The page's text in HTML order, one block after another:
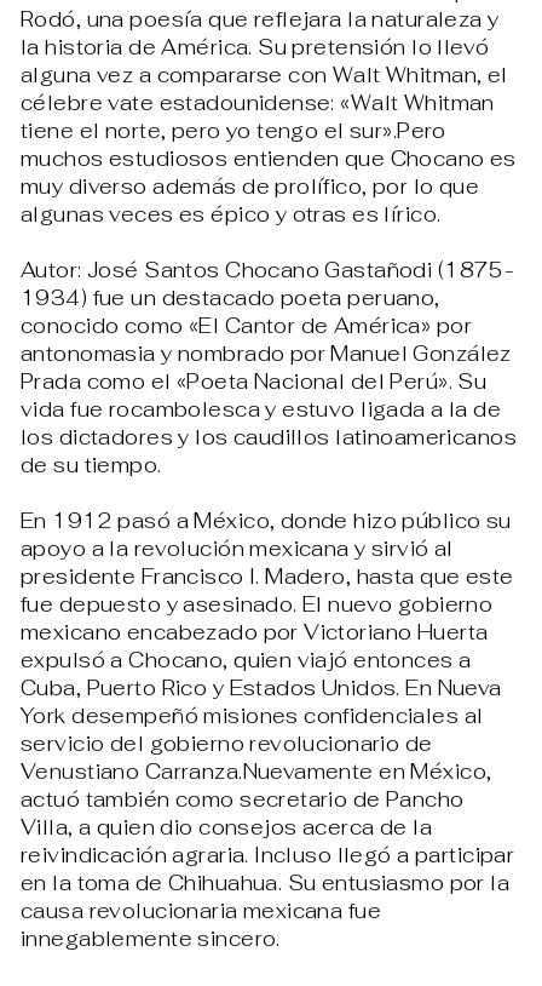
Rodó, una poesía que reflejara la naturaleza y
la historia de América. Su pretensión lo llevó
alguna vez a compararse con Walt Whitman, el
célebre vate estadounidense: «Walt Whitman
tiene el norte, pero yo tengo el sur».Pero
muchos estudiosos entienden que Chocano es
muy diverso además de prolífico, por lo que
algunas veces es épico y otras es lírico.
Autor: José Santos Chocano Gastañodi (1875-
1934) fue un destacado poeta peruano,
conocido como «El Cantor de América» por
antonomasia y nombrado por Manuel González
Prada como el «Poeta Nacional del Perú». Su
vida fue rocambolesca y estuvo ligada a la de
los dictadores y los caudillos latinoamericanos
de su tiempo.
En 1912 pasó a México, donde hizo público su
apoyo a la revolución mexicana y sirvió al
presidente Francisco I. Madero, hasta que este
fue depuesto y asesinado. El nuevo gobierno
mexicano encabezado por Victoriano Huerta
expulsó a Chocano, quien viajó entonces a
Cuba, Puerto Rico y Estados Unidos. En Nueva
York desempeñó misiones confidenciales al
servicio del gobierno revolucionario de
Venustiano Carranza.Nuevamente en México,
actuó también como secretario de Pancho
Villa, a quien dio consejos acerca de la
reivindicación agraria. Incluso llegó a participar
en la toma de Chihuahua. Su entusiasmo por la
causa revolucionaria mexicana fue
innegablemente sincero.